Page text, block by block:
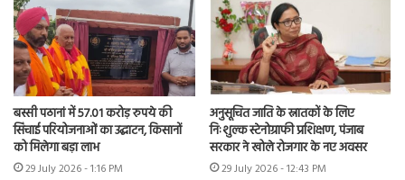
बस्सी पठानां में 57.01 करोड़ रुपये की
सिंचाई परियोजनाओं का उद्घाटन, किसानों
को मिलेगा बड़ा लाभ
29 July 2026 - 1:16 PM
अनुसूचित जाति के स्नातकों के लिए
निःशुल्क स्टेनोग्राफी प्रशिक्षण, पंजाब
सरकार ने खोले रोजगार के नए अवसर
29 July 2026 - 12:43 PM